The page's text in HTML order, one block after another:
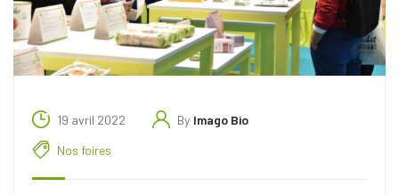
19 avril 2022 By Imago Bio
Nos foires